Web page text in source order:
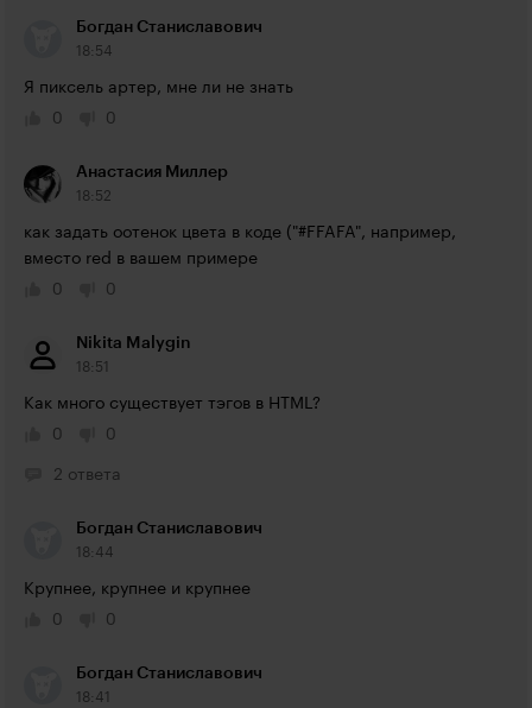
Богдан Станиславович
18:54
Я пиксель артер, мне ли не знать
0
0
Анастасия Миллер
18:52
как задать оотенок цвета в коде ("#FFAFA", например,
вместо red в вашем примере
0
0
Nikita Malygin
18:51
Как много существует тэгов в HTML?
0
0
2 ответа
Богдан Станиславович
18:44
Крупнее, крупнее и крупнее
0
0
Богдан Станиславович
18:41